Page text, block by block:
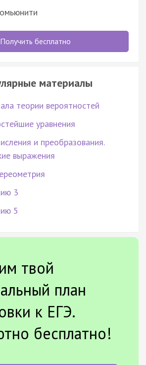
Получить бесплатно
материалы
теории вероятностей
уравнения
и преобразования.
выражения
3
5
твой
план
к ЕГЭ.
бесплатно!